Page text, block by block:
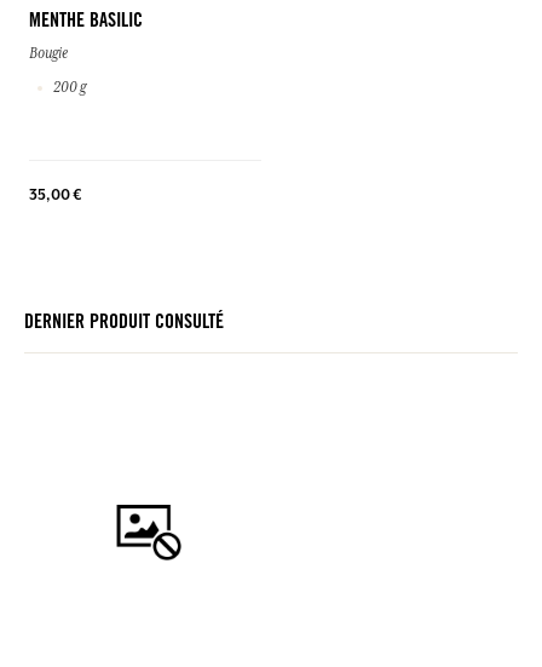
MENTHE BASILIC
Bougie
200 g
35,00 €
DERNIER PRODUIT CONSULTÉ